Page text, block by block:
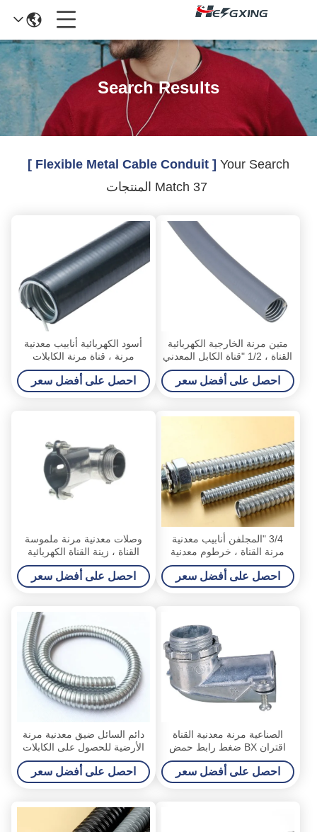
Search Results
Your Search
[ Flexible Metal Cable Conduit ]
متين مرنة الخارجية الكهربائية
القناة ، 1/2 "قناة الكابل المعدني
المرنة
احصل على أفضل سعر
أسود الكهربائية أنابيب معدنية
مرنة ، قناة مرنة الكابلات
المدرعة 3/8 "-4"
احصل على أفضل سعر
3/4 "المجلفن أنابيب معدنية
مرنة القناة ، خرطوم معدنية
مرنة موافقة SGS
احصل على أفضل سعر
وصلات معدنية مرنة ملموسة
القناة ، زينة القناة الكهربائية
احصل على أفضل سعر
الصناعية مرنة معدنية القناة
اقتران BX ضغط رابط حمض
قاعدة مقاومة
احصل على أفضل سعر
دائم السائل ضيق معدنية مرنة
الأرضية للحصول على الكابلات
الكهربائية المزخرفة
احصل على أفضل سعر